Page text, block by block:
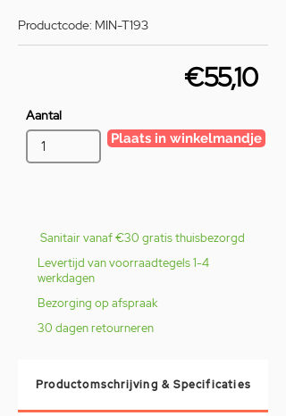
Productcode: MIN-T193
€55,10
Aantal
Plaats in winkelmandje
Sanitair vanaf €30 gratis thuisbezorgd
Levertijd van voorraadtegels 1-4
werkdagen
Bezorging op afspraak
30 dagen retourneren
Productomschrijving & Specificaties